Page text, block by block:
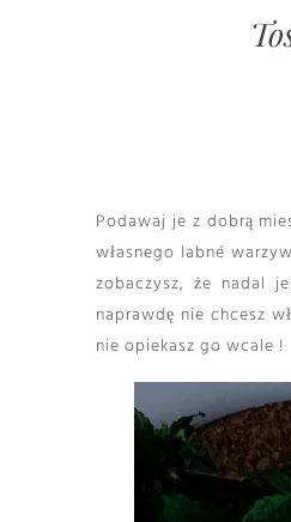
Podawaj je z dobrą
własnego labné
zobaczysz, że nadal
naprawdę nie chcesz
nie opiekasz go wcale !